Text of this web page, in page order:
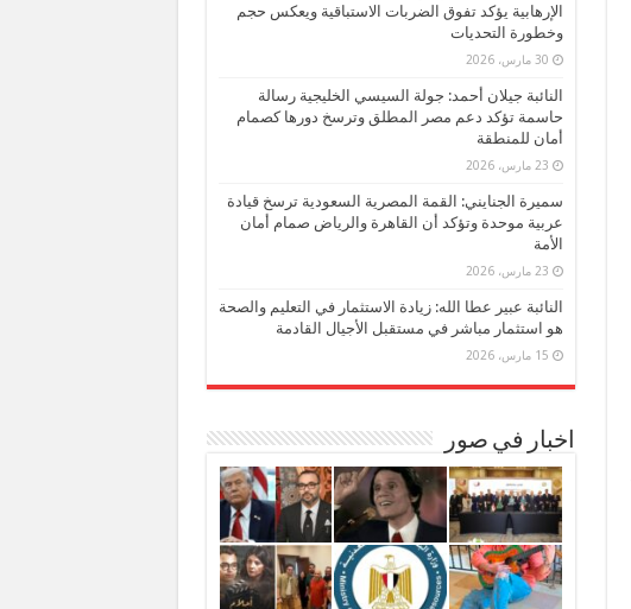
الإرهابية يؤكد تفوق الضربات الاستباقية ويعكس حجم
وخطورة التحديات
30 مارس، 2026
النائبة جيلان أحمد: جولة السيسي الخليجية رسالة
حاسمة تؤكد دعم مصر المطلق وترسخ دورها كصمام
أمان للمنطقة
23 مارس، 2026
سميرة الجنايني: القمة المصرية السعودية ترسخ قيادة
عربية موحدة وتؤكد أن القاهرة والرياض صمام أمان
الأمة
23 مارس، 2026
النائبة عبير عطا الله: زيادة الاستثمار في التعليم والصحة
هو استثمار مباشر في مستقبل الأجيال القادمة
15 مارس، 2026
اخبار في صور